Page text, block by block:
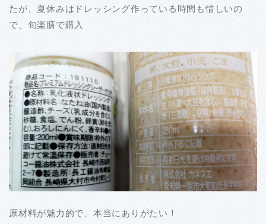
たが、夏休みはドレッシング作っている時間も惜しいの
で、旬楽膳で購入
原材料が魅力的で、本当にありがたい！